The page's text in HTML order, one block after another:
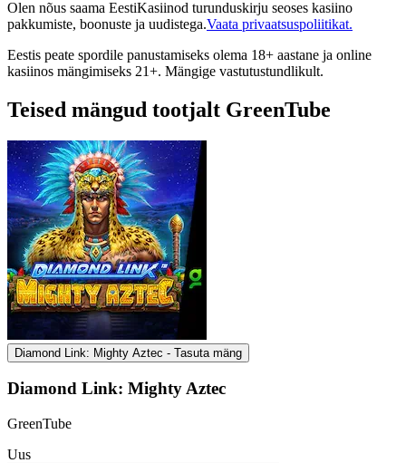
Olen nõus saama EestiKasiinod turunduskirju seoses kasiino
pakkumiste, boonuste ja uudistega.Vaata privaatsuspoliitikat.
Eestis peate spordile panustamiseks olema 18+ aastane ja online
kasiinos mängimiseks 21+. Mängige vastutustundlikult.
Teised mängud tootjalt GreenTube
Diamond Link: Mighty Aztec - Tasuta mäng
Diamond Link: Mighty Aztec
GreenTube
Uus